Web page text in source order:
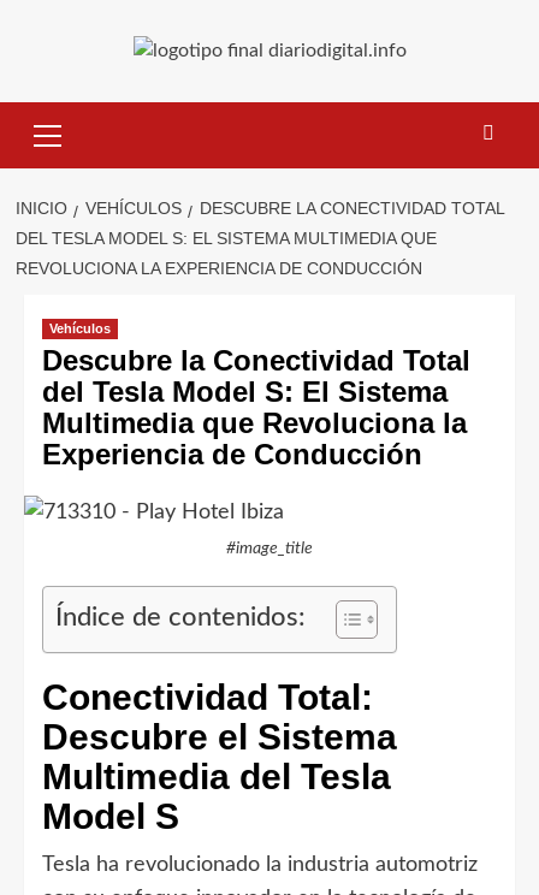
primario
INICIO VEHÍCULOS
DESCUBRE LA CONECTIVIDAD TOTAL
DEL TESLA MODEL S: EL SISTEMA MULTIMEDIA QUE
REVOLUCIONA LA EXPERIENCIA DE CONDUCCIÓN
Vehículos
Descubre la Conectividad Total
del Tesla Model S: El Sistema
Multimedia que Revoluciona la
Experiencia de Conducción
#image_title
Índice de contenidos:
Conectividad Total:
Descubre el Sistema
Multimedia del Tesla
Model S
Tesla ha revolucionado la industria automotriz